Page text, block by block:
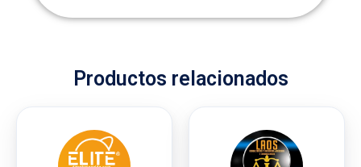
Productos relacionados